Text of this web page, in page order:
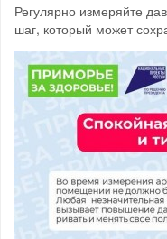
Регулярно измеряйте
шаг, который может